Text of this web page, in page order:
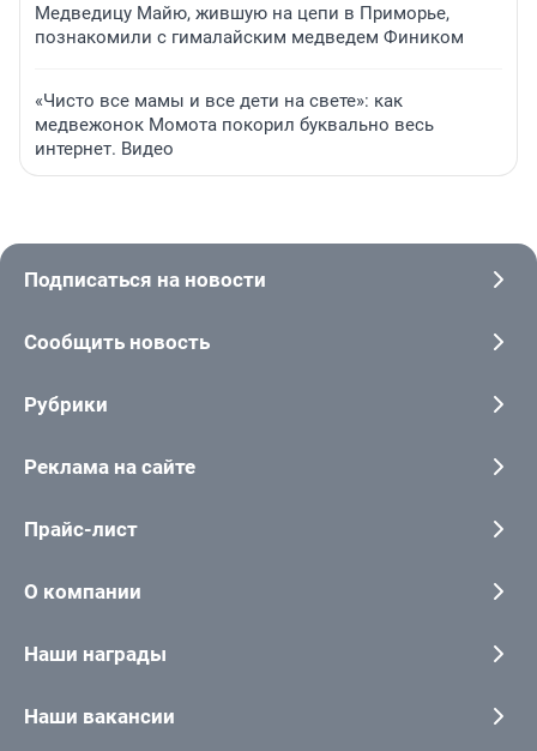
Медведицу Майю, жившую на цепи в Приморье,
познакомили с гималайским медведем Фиником
«Чисто все мамы и все дети на свете»: как
медвежонок Момота покорил буквально весь
интернет. Видео
Подписаться на новости
Сообщить новость
Рубрики
Реклама на сайте
Прайс-лист
О компании
Наши награды
Наши вакансии